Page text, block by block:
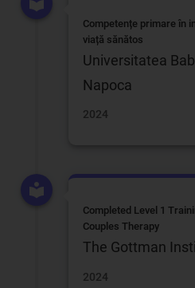
Competențe primare în
viață sănătos
Universitatea
Napoca
2024
Completed Level 1
Couples Therapy
The Gottman
2024